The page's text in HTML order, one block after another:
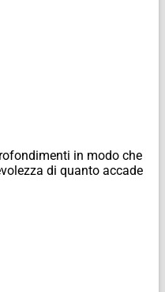
in modo che
di quanto accade